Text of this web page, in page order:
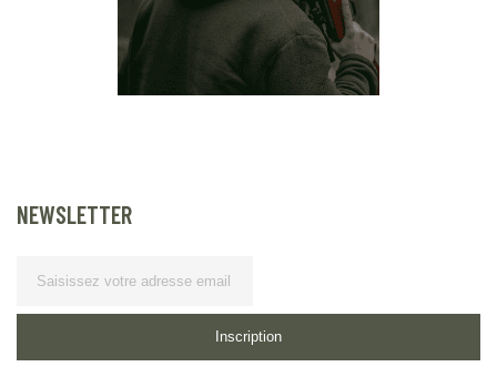
NEWSLETTER
Inscription